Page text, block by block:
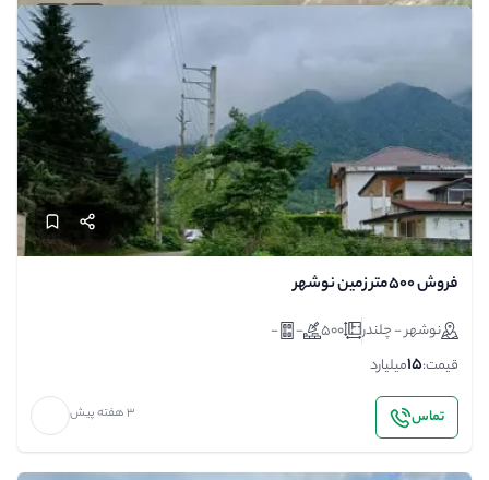
فرصت استثنایی سرمایه‌گذاری در نگین البرز، کجور
نوشهر - کمربندی نوشهر - چالوس 8800
-
قیمت:15میلیارد
تماس
فرلز خواجوتد
فروش ۵۰۰متر زمین نوشهر
نوشهر - چلندر 500
-
-
قیمت:15میلیارد
تماس 3 هفته پیش